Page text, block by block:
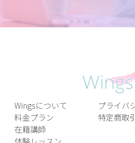
Wingsについて
料金プラン
在籍講師
プライバ
特定商取